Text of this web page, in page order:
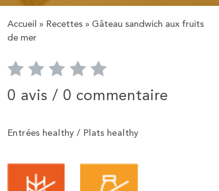
Accueil » Recettes » Gâteau sandwich aux fruits
de mer
0 avis / 0 commentaire
Entrées healthy / Plats healthy